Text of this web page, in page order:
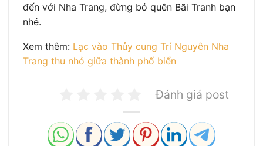
đến với Nha Trang, đừng bỏ quên Bãi Tranh bạn
nhé.
Xem thêm: Lạc vào Thủy cung Trí Nguyên Nha
Trang thu nhỏ giữa thành phố biển
Đánh giá post